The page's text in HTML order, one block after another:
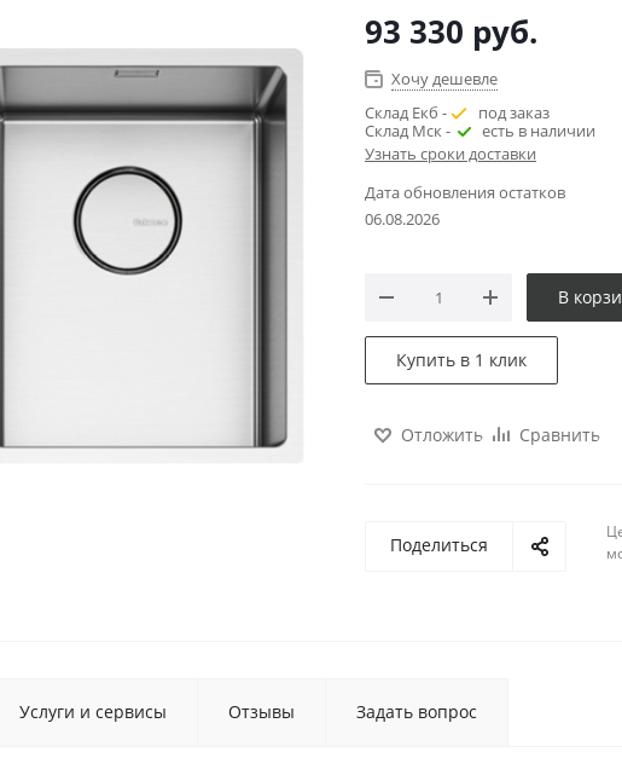
93 330 руб.
Хочу дешевле
Склад Екб -
под заказ
Склад Мск -
есть в наличии
Узнать сроки доставки
Дата обновления остатков
06.08.2026
В
Купить в 1 клик
Отложить Сравнить
Поделиться
Услуги и сервисы Отзывы Задать вопрос